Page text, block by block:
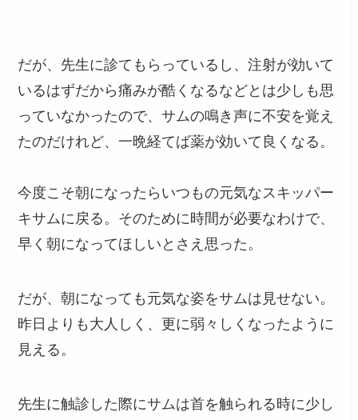
だが、先生に診てもらっているし、注射が効いて
いるはずだから痛みが酷くなるなどとは少しも思
っていなかったので、サムの鳴き声に不安を覚え
たのだけれど、一晩経てば薬が効いて良くなる。
今度こそ朝になったらいつもの元気なスキッパー
キサムに戻る。そのために時間が必要なわけで、
早く朝になってほしいとさえ思った。
だが、朝になっても元気な姿をサムは見せない。
昨日よりも大人しく、更に弱々しくなったように
見える。
先生に触診した際にサムは首を触られる時に少し